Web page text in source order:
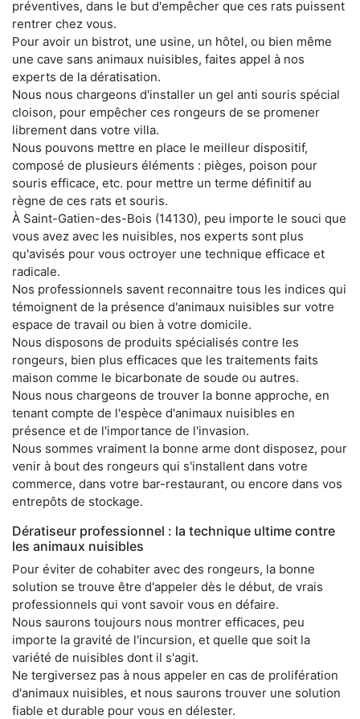
préventives, dans le but d'empêcher que ces rats puissent
rentrer chez vous.
Pour avoir un bistrot, une usine, un hôtel, ou bien même
une cave sans animaux nuisibles, faites appel à nos
experts de la dératisation.
Nous nous chargeons d'installer un gel anti souris spécial
cloison, pour empêcher ces rongeurs de se promener
librement dans votre villa.
Nous pouvons mettre en place le meilleur dispositif,
composé de plusieurs éléments : pièges, poison pour
souris efficace, etc. pour mettre un terme définitif au
règne de ces rats et souris.
À Saint-Gatien-des-Bois (14130), peu importe le souci que
vous avez avec les nuisibles, nos experts sont plus
qu'avisés pour vous octroyer une technique efficace et
radicale.
Nos professionnels savent reconnaitre tous les indices qui
témoignent de la présence d'animaux nuisibles sur votre
espace de travail ou bien à votre domicile.
Nous disposons de produits spécialisés contre les
rongeurs, bien plus efficaces que les traitements faits
maison comme le bicarbonate de soude ou autres.
Nous nous chargeons de trouver la bonne approche, en
tenant compte de l'espèce d'animaux nuisibles en
présence et de l'importance de l'invasion.
Nous sommes vraiment la bonne arme dont disposez, pour
venir à bout des rongeurs qui s'installent dans votre
commerce, dans votre bar-restaurant, ou encore dans vos
entrepôts de stockage.
Dératiseur professionnel : la technique ultime contre
les animaux nuisibles
Pour éviter de cohabiter avec des rongeurs, la bonne
solution se trouve être d'appeler dès le début, de vrais
professionnels qui vont savoir vous en défaire.
Nous saurons toujours nous montrer efficaces, peu
importe la gravité de l'incursion, et quelle que soit la
variété de nuisibles dont il s'agit.
Ne tergiversez pas à nous appeler en cas de prolifération
d'animaux nuisibles, et nous saurons trouver une solution
fiable et durable pour vous en délester.